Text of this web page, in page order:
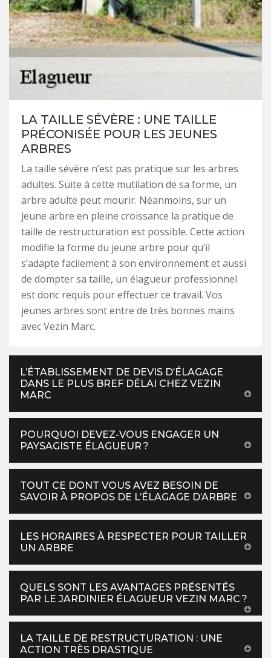
LA TAILLE SÉVÈRE : UNE TAILLE
PRÉCONISÉE POUR LES JEUNES
ARBRES
La taille sévère n’est pas pratique sur les arbres
adultes. Suite à cette mutilation de sa forme, un
arbre adulte peut mourir. Néanmoins, sur un
jeune arbre en pleine croissance la pratique de
taille de restructuration est possible. Cette action
modifie la forme du jeune arbre pour qu’il
s’adapte facilement à son environnement et aussi
de dompter sa taille, un élagueur professionnel
est donc requis pour effectuer ce travail. Vos
jeunes arbres sont entre de très bonnes mains
avec Vezin Marc.
L’ÉTABLISSEMENT DE DEVIS D’ÉLAGAGE
DANS LE PLUS BREF DÉLAI CHEZ VEZIN
MARC
POURQUOI DEVEZ-VOUS ENGAGER UN
PAYSAGISTE ÉLAGUEUR ?
TOUT CE DONT VOUS AVEZ BESOIN DE
SAVOIR À PROPOS DE L’ÉLAGAGE D’ARBRE
LES HORAIRES À RESPECTER POUR TAILLER
UN ARBRE
QUELS SONT LES AVANTAGES PRÉSENTÉS
PAR LE JARDINIER ÉLAGUEUR VEZIN MARC ?
LA TAILLE DE RESTRUCTURATION : UNE
ACTION TRÈS DRASTIQUE